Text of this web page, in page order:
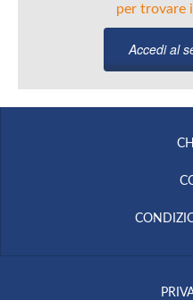
per trovare
Accedi al